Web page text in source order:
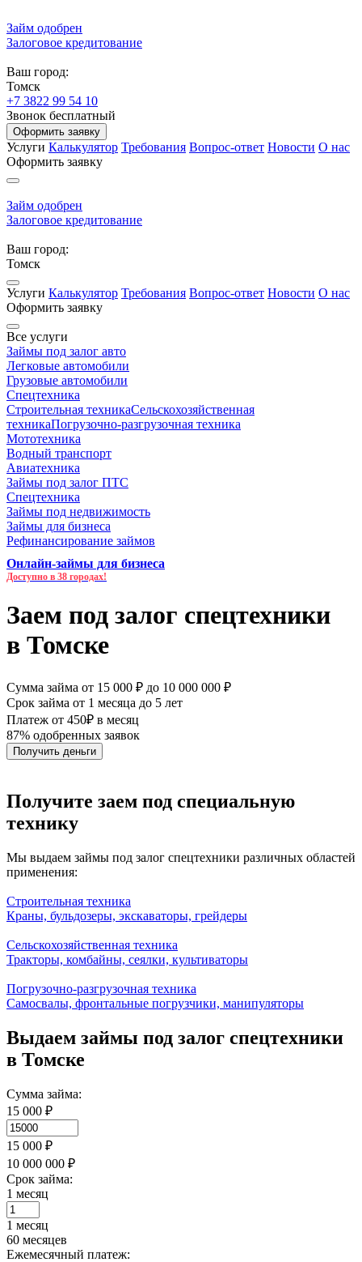
Займ одобрен
Залоговое кредитование
Ваш город:
Томск
+7 3822 99 54 10
Звонок бесплатный
Оформить заявку
Услуги Калькулятор Требования Вопрос-ответ Новости О нас
Оформить заявку
Займ одобрен
Залоговое кредитование
Ваш город:
Томск
Услуги Калькулятор Требования Вопрос-ответ Новости О нас
Оформить заявку
Все услуги
Займы под залог авто
Легковые автомобили
Грузовые автомобили
Спецтехника
Строительная техникаСельскохозяйственная
техникаПогрузочно-разгрузочная техника
Мототехника
Водный транспорт
Авиатехника
Займы под залог ПТС
Спецтехника
Займы под недвижимость
Займы для бизнеса
Рефинансирование займов
Онлайн-займы для бизнеса
Доступно в 38 городах!
Заем под залог спецтехники
в Томске
Сумма займа от 15 000 ₽ до 10 000 000 ₽
Срок займа от 1 месяца до 5 лет
Платеж от 450₽ в месяц
87% одобренных заявок
Получить деньги
Получите заем под специальную
технику
Мы выдаем займы под залог спецтехники различных областей
применения:
Строительная техника
Краны, бульдозеры, экскаваторы, грейдеры
Сельскохозяйственная техника
Тракторы, комбайны, сеялки, культиваторы
Погрузочно-разгрузочная техника
Самосвалы, фронтальные погрузчики, манипуляторы
Выдаем займы под залог спецтехники
в Томске
Сумма займа:
15 000 ₽
15 000 ₽
10 000 000 ₽
Срок займа:
1 месяц
1 месяц
60 месяцев
Ежемесячный платеж: